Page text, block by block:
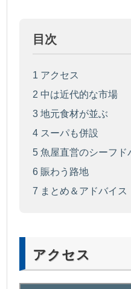
目次
1 アクセス
2 中は近代的な市場
3 地元食材が並ぶ
4 スーパも併設
5 魚屋直営のシーフド
6 賑わう路地
7 まとめ＆アドバイス
アクセス